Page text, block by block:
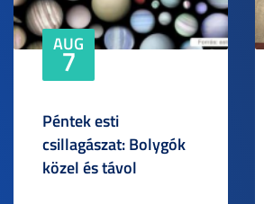
AUG
7
Péntek esti
csillagászat: Bolygók
közel és távol